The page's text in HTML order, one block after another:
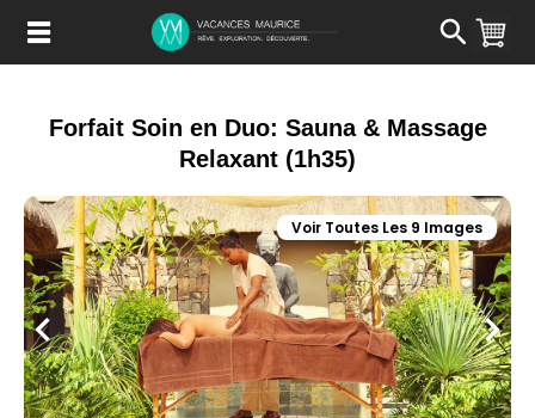
Contenu
Forfait Soin en Duo: Sauna & Massage
Relaxant (1h35)
Voir Toutes Les 9 Images